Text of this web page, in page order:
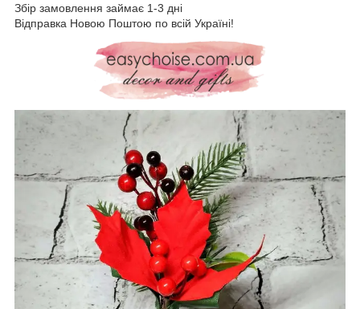
Збір замовлення займає 1-3 дні
Відправка Новою Поштою по всій Україні!